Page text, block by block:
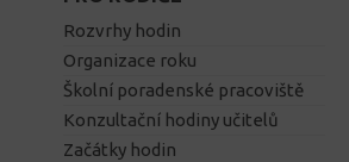
Rozvrhy hodin
Organizace roku
Školní poradenské pracoviště
Konzultační hodiny učitelů
Začátky hodin